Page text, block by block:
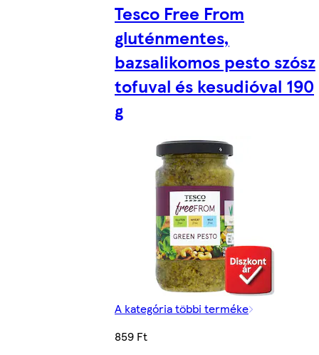
Tesco Free From
gluténmentes,
bazsalikomos pesto szósz
tofuval és kesudióval 190
g
A kategória többi terméke
859 Ft